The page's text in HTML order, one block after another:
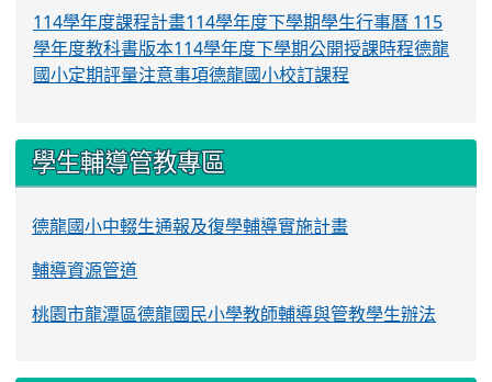
114學年度課程計畫114學年度下學期學生行事曆 115
學年度教科書版本114學年度下學期公開授課時程德龍
國小定期評量注意事項德龍國小校訂課程
學生輔導管教專區
德龍國小中輟生通報及復學輔導實施計畫
輔導資源管道
桃園市龍潭區德龍國民小學教師輔導與管教學生辦法